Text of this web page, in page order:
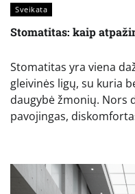
Sveikata
Stomatitas: kaip
Stomatitas yra viena
gleivinės ligų, su kuria
daugybė žmonių. Nors
pavojingas,